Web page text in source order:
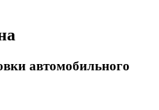
автомобильного